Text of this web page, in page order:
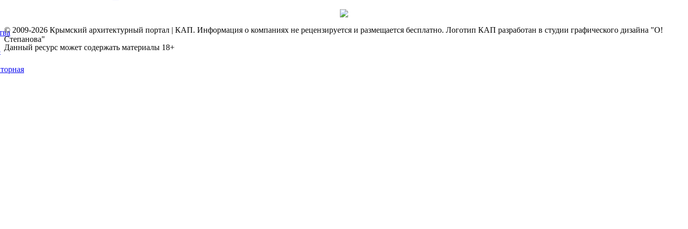
© 2009-2026 Крымский архитектурный портал | КАП. Информация о компаниях не рецензируется и размещается бесплатно. Логотип КАП разработан в студии графического дизайна "О!
Степанова"
Данный ресурс может содержать материалы 18+